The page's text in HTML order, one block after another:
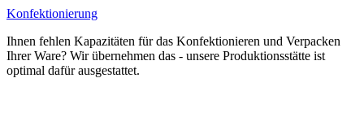
Konfektionierung
Ihnen fehlen Kapazitäten für das Konfektionieren und Verpacken
Ihrer Ware? Wir übernehmen das - unsere Produktionsstätte ist
optimal dafür ausgestattet.